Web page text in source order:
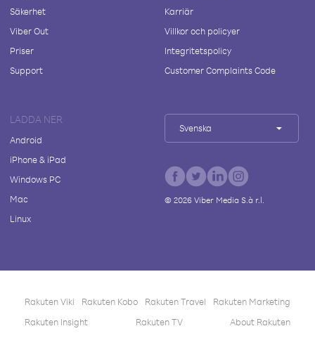
Säkerhet
Viber Out
Priser
Support
Karriär
Villkor och policyer
Integritetspolicy
Customer Complaints Code
LADDA NER
Android
iPhone & iPad
Windows PC
Mac
Linux
Svenska
© 2026Viber Media S.à r.l.
Rakuten Viki Rakuten Kobo Rakuten Travel
Rakuten Marketing
Rakuten Insight
Rakuten TV About Rakuten